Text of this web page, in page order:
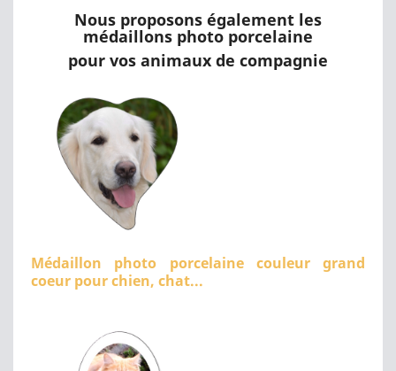
Nous proposons également les
médaillons photo porcelaine
pour vos animaux de compagnie
Médaillon photo porcelaine couleur grand
coeur pour chien, chat...